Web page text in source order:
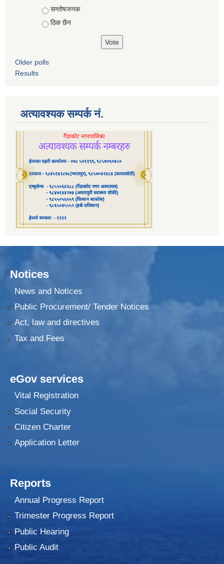
सन्तोषजनक
ठिक छैन
Older polls
Results
अत्यावश्यक सम्पर्क नं.
Notices
News and Notices
Public Procurement/ Tender Notices
Act, law and directives
Tax and Fees
eGov services
Vital Registration
Social Security
Citizen Charter
Application Letter
Reports
Annual Progress Report
Trimester Progress Report
Public Hearing
Public Audit